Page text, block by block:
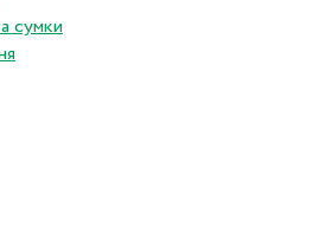
сумки